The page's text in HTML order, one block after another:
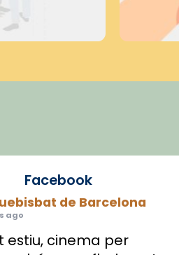
Facebook
de Barcelona
ago
estiu, cinema per